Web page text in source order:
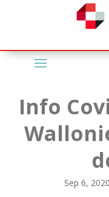
Info
Sep 6, 2020